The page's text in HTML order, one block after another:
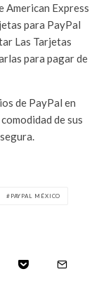
American Express
para PayPal
Las Tarjetas
para pagar de
de PayPal en
de sus
PAYPAL MÉXICO